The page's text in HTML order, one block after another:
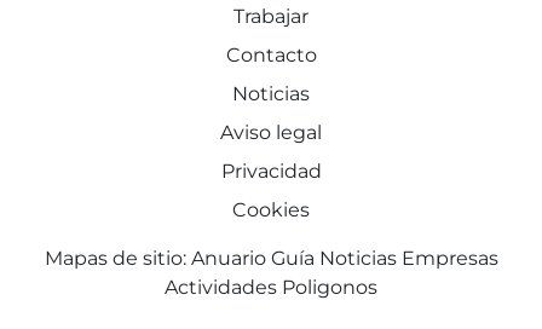
Trabajar
Contacto
Noticias
Aviso legal
Privacidad
Cookies
Mapas de sitio: Anuario Guía Noticias Empresas
Actividades Poligonos